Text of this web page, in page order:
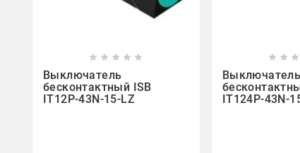
    
Выключатель
бесконтактный ISB
IT12P-43N-15-LZ
  
Выключатель
IT124P-43N-